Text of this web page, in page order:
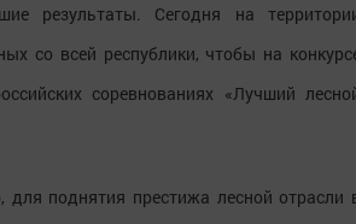
результаты. Сегодня на
со всей республики, чтобы на
соревнованиях «Лучший
для поднятия престижа лесной отрасли